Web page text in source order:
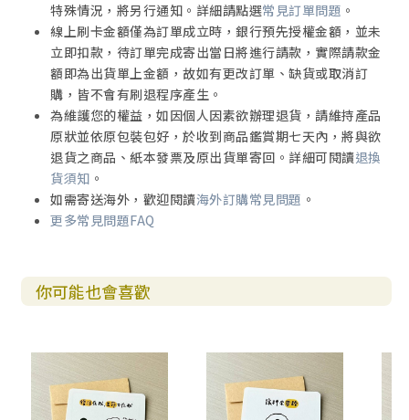
特殊情況，將另行通知。詳細請點選常見訂單問題 。
線上刷卡金額僅為訂單成立時，銀行預先授權金額，並未
立即扣款，待訂單完成寄出當日將進行請款，實際請款金
額即為出貨單上金額，故如有更改訂單、缺貨或取消訂
購，皆不會有刷退程序產生。
為維護您的權益，如因個人因素欲辦理退貨，請維持產品
原狀並依原包裝包好，於收到商品鑑賞期七天內，將與欲
退貨之商品、紙本發票及原出貨單寄回。詳細可閱讀退換
貨須知 。
如需寄送海外，歡迎閱讀海外訂購常見問題 。
更多常見問題FAQ
你可能也會喜歡